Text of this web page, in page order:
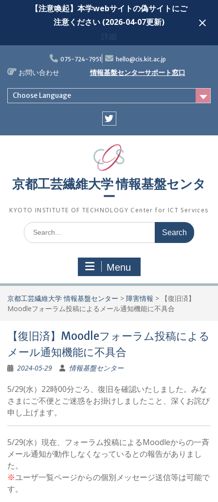
【注意喚起】本学webサイトの偽サイトにご
注意ください (2026-04-07更新)
詳細
content
075-724-7951 hello@cis.kit.ac.jp
お問い合わせ 情報基盤センターサポート窓口
Choose Language
京都工芸繊維大学 情報基盤センタ
ー
KYOTO INSTITUTE OF TECHNOLOGY Center for ICT Services
Search
for:
Menu
京都工芸繊維大学 情報基盤センター > 障害情報 >
【復旧済】
Moodleフォーラム投稿によるメール通知機能に不具合
【復旧済】Moodleフォーラム投稿による
メール通知機能に不具合
2024-05-29 情報基盤センター
5/29(水）22時00分ごろ、復旧を確認いたしました。みな
さまにご不便とご迷惑をお掛けしましたこと、深くお詫び
申し上げます。
5/29(水）現在、フォーラム投稿によるMoodleからの一斉
メール通知が動作しなくなっているとの報告がありまし
た。
※ユーザ一覧ページからの個別メッセージ送信等は可能で
す。